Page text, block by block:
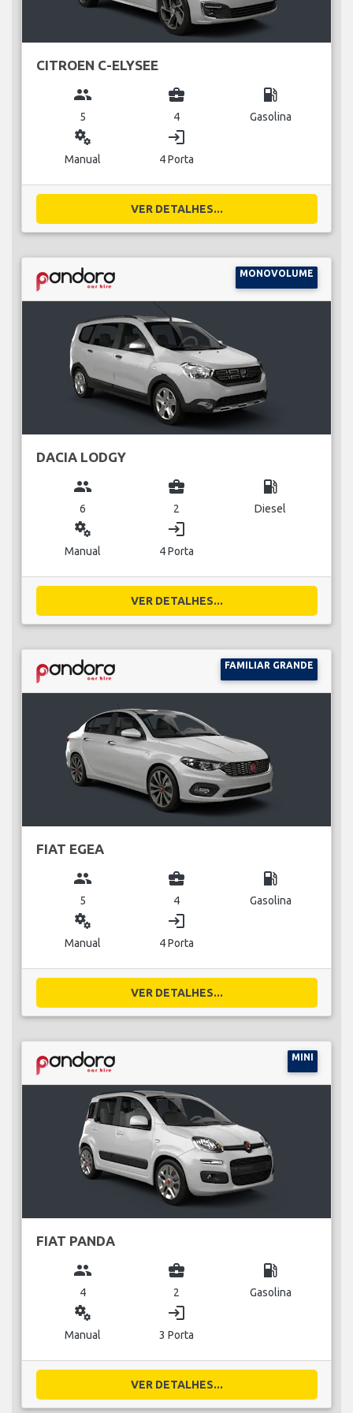
CITROEN C-ELYSEE
group
5
business_center
4
local_gas_station
Gasolina
miscellaneous_services
Manual
login
4 Porta
VER DETALHES...
MONOVOLUME
DACIA LODGY
group
6
business_center
2
local_gas_station
Diesel
miscellaneous_services
Manual
login
4 Porta
VER DETALHES...
FAMILIAR GRANDE
FIAT EGEA
group
5
business_center
4
local_gas_station
Gasolina
miscellaneous_services
Manual
login
4 Porta
VER DETALHES...
MINI
FIAT PANDA
group
4
business_center
2
local_gas_station
Gasolina
miscellaneous_services
Manual
login
3 Porta
VER DETALHES...